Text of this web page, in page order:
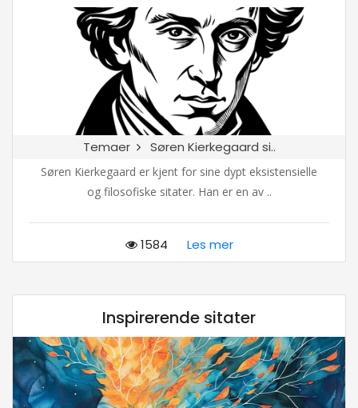
Temaer Søren Kierkegaard si..
Søren Kierkegaard er kjent for sine dypt eksistensielle
og filosofiske sitater. Han er en av ..
1584 Les mer
Inspirerende sitater